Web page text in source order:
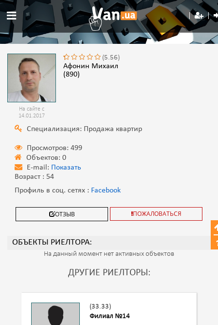
На сайте с
14.01.2017
(5.56)
Афонин Михаил
(890)
Специализация: Продажа квартир
Просмотров: 499
Объектов: 0
E-mail: Показать
Возраст : 54
Профиль в соц. сетях : Facebook
ОТЗЫВ ПОЖАЛОВАТЬСЯ
ОБЪЕКТЫ РИЕЛТОРА:
На данный момент нет активных объектов
ДРУГИЕ РИЕЛТОРЫ:
(33.33)
Филиал №14